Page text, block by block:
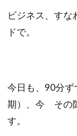
ビジネス、すな
ドで。
今日も、90分ず
期）、今 その
す。